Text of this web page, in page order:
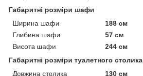
Габаритні розміри шафи
Ширина шафи
188 см
Глибина шафи
57 см
Висота шафи
244 см
Габаритні розміри туалетного столика
Довжина столика
130 см